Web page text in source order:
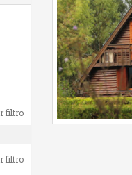
filtro
filtro